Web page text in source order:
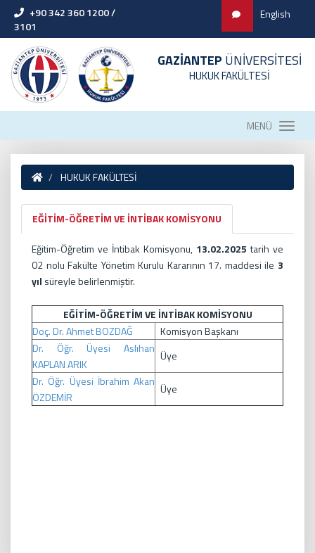
+90 342 360 1200 /
3101
English
GAZİANTEP ÜNİVERSİTESİ
HUKUK FAKÜLTESİ
MENÜ
HUKUK FAKÜLTESİ
EĞİTİM-ÖĞRETİM VE İNTİBAK KOMİSYONU
Eğitim-Öğretim ve İntibak Komisyonu, 13.02.2025 tarih ve
02 nolu Fakülte Yönetim Kurulu Kararının 17. maddesi ile 3
yıl süreyle belirlenmiştir.
EĞİTİM-ÖĞRETİM VE İNTİBAK KOMİSYONU
Doç. Dr. Ahmet BOZDAĞ
Komisyon Başkanı
Dr. Öğr. Üyesi Aslıhan
KAPLAN ARIK
Üye
Dr. Öğr. Üyesi İbrahim Akan
ÖZDEMİR
Üye